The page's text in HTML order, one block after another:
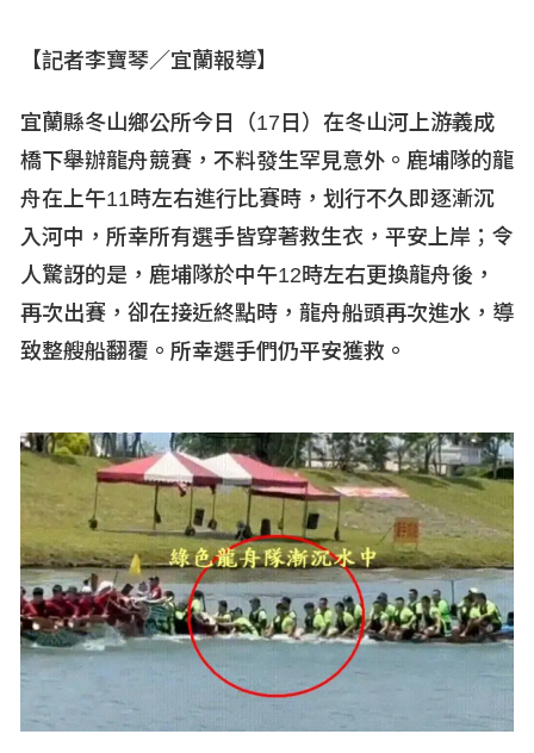
財經稅務
房產理財
宜蘭綠色博覽會
運動賽事
【記者李寶琴／宜蘭報導】
宜蘭縣冬山鄉公所今日（17 日）在冬山河上游義成
橋下舉辦龍舟競賽，不料發生罕見意外。鹿埔隊的龍
舟在上午11時左右進行比賽時，划行不久即逐漸沉
入河中，所幸所有選手皆穿著救生衣，平安上岸；令
人驚訝的是，鹿埔隊於中午12時左右更換龍舟後，
再次出賽，卻在接近終點時，龍舟船頭再次進水，導
致整艘船翻覆。所幸選手們仍平安獲救。